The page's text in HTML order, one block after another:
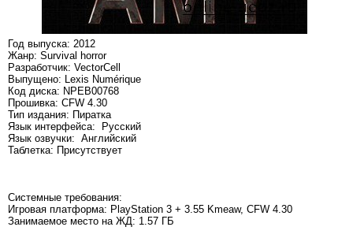
Год выпуска: 2012
Жанр: Survival horror
Разработчик: VectorCell
Выпущено: Lexis Numérique
Код диска: NPEB00768
Прошивка: CFW 4.30
Тип издания: Пиратка
Язык интерфейса: Русский
Язык озвучки: Английский
Таблетка: Присутствует
Системные требования:
Игровая платформа: PlayStation 3 + 3.55 Kmeaw, CFW 4.30
Занимаемое место на ЖД: 1.57 ГБ